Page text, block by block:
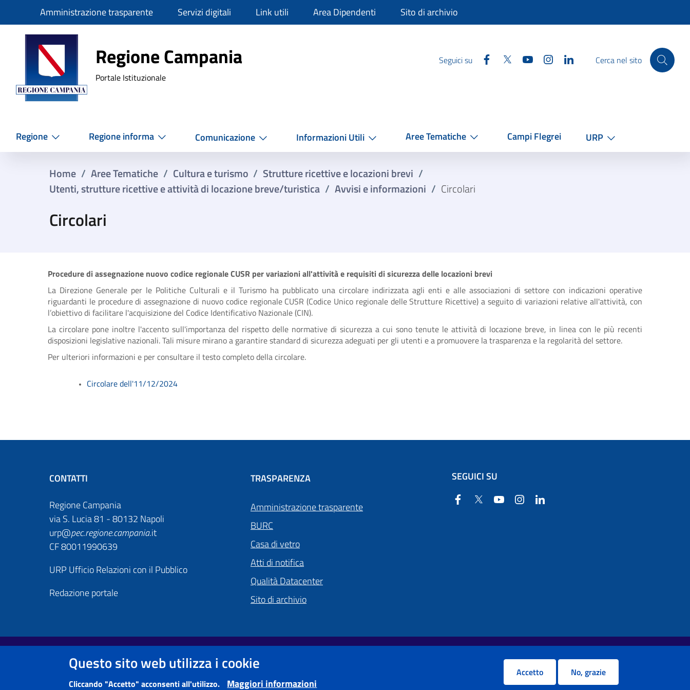
SlimAmministrazione trasparente Servizi digitali Link utili Area Dipendenti Sito di archivio
Regione Campania
Regione Campania
Portale Istituzionale
Seguici su Facebook
Twitter YouTube InstagramLinkedinCerca nel sito
Regione Regione informa Comunicazione Informazioni Utili Aree Tematiche Campi Flegrei URP
Home / Aree Tematiche / Cultura e turismo / Strutture ricettive e locazioni brevi /
Utenti, strutture ricettive e attività di locazione breve/turistica / Avvisi e informazioni / Circolari
Circolari
Procedure di assegnazione nuovo codice regionale CUSR per variazioni all'attività e requisiti di sicurezza delle locazioni brevi
La Direzione Generale per le Politiche Culturali e il Turismo ha pubblicato una circolare indirizzata agli enti e alle associazioni di settore con indicazioni operative
riguardanti le procedure di assegnazione di nuovo codice regionale CUSR (Codice Unico regionale delle Strutture Ricettive) a seguito di variazioni relative all'attività, con
l’obiettivo di facilitare l'acquisizione del Codice Identificativo Nazionale (CIN).
La circolare pone inoltre l'accento sull'importanza del rispetto delle normative di sicurezza a cui sono tenute le attività di locazione breve, in linea con le più recenti
disposizioni legislative nazionali. Tali misure mirano a garantire standard di sicurezza adeguati per gli utenti e a promuovere la trasparenza e la regolarità del settore.
Per ulteriori informazioni e per consultare il testo completo della circolare.
Circolare dell'11/12/2024
CONTATTI
Regione Campania
via S. Lucia 81 - 80132 Napoli
urp@pec.regione.campania.it
CF 80011990639
URP Ufficio Relazioni con il Pubblico
Redazione portale
TRASPARENZA
Amministrazione trasparente
BURC
Casa di vetro
Atti di notifica
Qualità Datacenter
Sito di archivio
SEGUICI SU
Facebook
Twitter YouTube Instagram
Footer First
Useful links section
Informativa Privacy e Cookie Policy Obiettivi di accessibilità
Questo sito web utilizza i cookie
Cliccando "Accetto" acconsenti all'utilizzo. Maggiori informazioni
Accetto No, grazie